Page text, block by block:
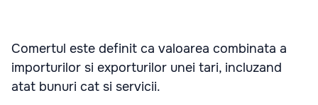
Comertul este definit ca valoarea combinata a
importurilor si exporturilor unei tari, incluzand
atat bunuri cat si servicii.